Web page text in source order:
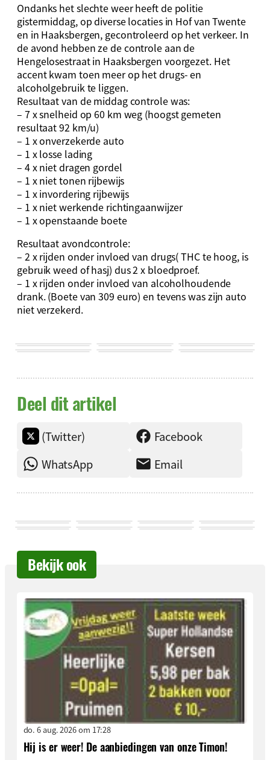
Ondanks het slechte weer heeft de politie
gistermiddag, op diverse locaties in Hof van Twente
en in Haaksbergen, gecontroleerd op het verkeer. In
de avond hebben ze de controle aan de
Hengelosestraat in Haaksbergen voorgezet. Het
accent kwam toen meer op het drugs- en
alcoholgebruik te liggen.
Resultaat van de middag controle was:
– 7 x snelheid op 60 km weg (hoogst gemeten
resultaat 92 km/u)
– 1 x onverzekerde auto
– 1 x losse lading
– 4 x niet dragen gordel
– 1 x niet tonen rijbewijs
– 1 x invordering rijbewijs
– 1 x niet werkende richtingaanwijzer
– 1 x openstaande boete
Resultaat avondcontrole:
– 2 x rijden onder invloed van drugs( THC te hoog, is
gebruik weed of hasj) dus 2 x bloedproef.
– 1 x rijden onder invloed van alcoholhoudende
drank. (Boete van 309 euro) en tevens was zijn auto
niet verzekerd.
Deel dit artikel
(Twitter)
Facebook
WhatsApp
Email
Bekijk ook
do. 6 aug. 2026 om 17:28
Hij is er weer! De aanbiedingen van onze Timon!